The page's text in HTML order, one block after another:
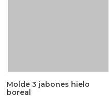
Molde 3 jabones hielo
boreal